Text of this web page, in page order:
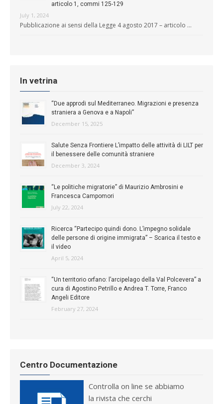
articolo 1, commi 125-129
July 1, 2024
Pubblicazione ai sensi della Legge 4 agosto 2017 – articolo …
In vetrina
“Due approdi sul Mediterraneo. Migrazioni e presenza
straniera a Genova e a Napoli”
December 15, 2025
Salute Senza Frontiere L’impatto delle attività di LILT per
il benessere delle comunità straniere
December 3, 2024
“Le politiche migratorie” di Maurizio Ambrosini e
Francesca Campomori
July 22, 2024
Ricerca “Partecipo quindi dono. L’impegno solidale
delle persone di origine immigrata” – Scarica il testo e
il video
April 5, 2024
“Un territorio orfano: l’arcipelago della Val Polcevera” a
cura di Agostino Petrillo e Andrea T. Torre, Franco
Angeli Editore
February 27, 2024
Centro Documentazione
Controlla on line se abbiamo
la rivista che cerchi